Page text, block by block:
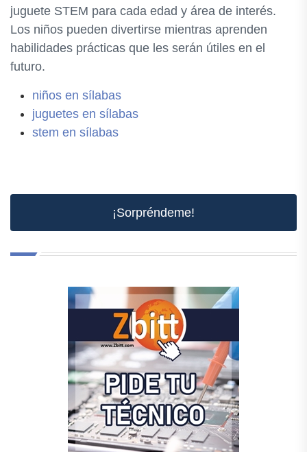
juguete STEM para cada edad y área de interés.
Los niños pueden divertirse mientras aprenden
habilidades prácticas que les serán útiles en el
futuro.
niños en sílabas
juguetes en sílabas
stem en sílabas
¡Sorpréndeme!